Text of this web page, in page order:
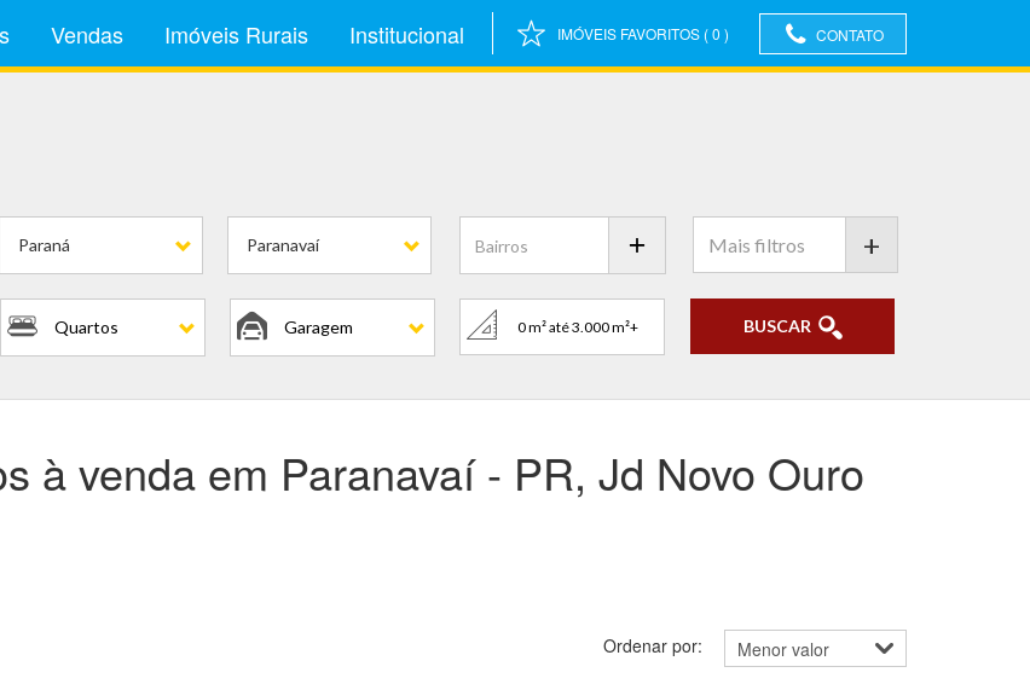
Vendas Imóveis Rurais Institucional IMÓVEIS FAVORITOS (0 ) CONTATO
Paraná Paranavaí
Quartos Garagem
+
BUSCAR
à venda em Paranavaí - PR, Jd Novo Ouro
Ordenar por: